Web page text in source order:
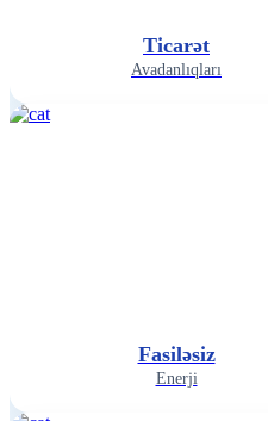
Ticarət
Avadanlıqları
Fasiləsiz
Enerji